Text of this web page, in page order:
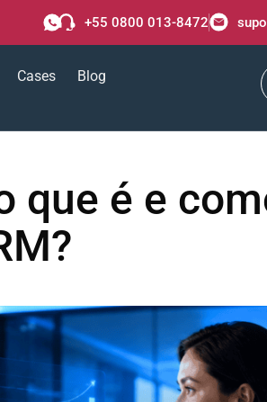
+55 0800 013-8472
Cases Blog
que é e